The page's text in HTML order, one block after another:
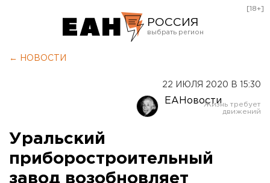
РОССИЯ
Оренбург
[18+]
← НОВОСТИ
22 ИЮЛЯ 2020 В 15:30
ЕАНовости
Уральский
приборостроительный
завод возобновляет